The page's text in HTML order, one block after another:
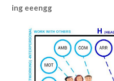
ing eeengg